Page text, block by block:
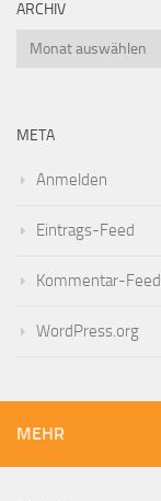
ARCHIV
META
Anmelden
Eintrags-Feed
Kommentar-Feed
WordPress.org
MEHR